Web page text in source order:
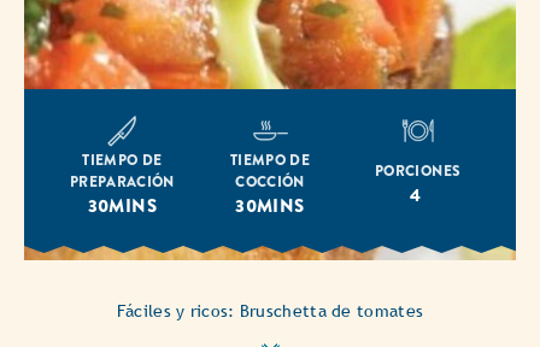
TIEMPO DE
PREPARACIÓN
30MINS
TIEMPO DE
COCCIÓN
30MINS
PORCIONES
4
Fáciles y ricos: Bruschetta de tomates